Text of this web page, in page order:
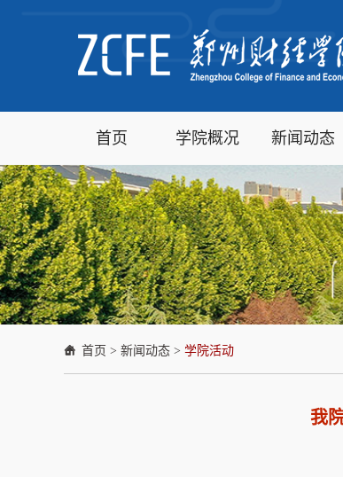
首页 学院概况 新闻动态
首页 > 新闻动态 > 学院活动
我